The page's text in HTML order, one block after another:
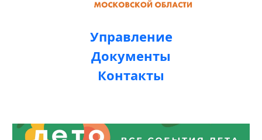
Управление
Документы
Контакты